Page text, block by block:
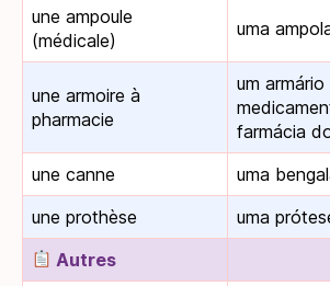
une ampoule
(médicale)
uma
une armoire à
pharmacie
um armário
farmácia
une canne
uma
une prothèse
uma
Autres